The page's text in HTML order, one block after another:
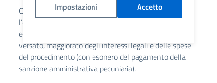
Chiedere ad ATS Brianza, con le seguenti modalità,
l’emissione di un nuovo bollettino PagoPa per pagare
esclusivamente l’importo corrispondente al ticket non
versato, maggiorato degli interessi legali e delle spese
del procedimento (con esonero del pagamento della
sanzione amministrativa pecuniaria).
Impostazioni Accetto